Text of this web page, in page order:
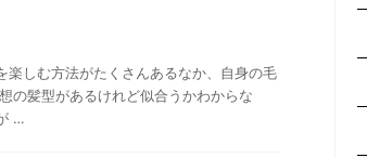
しむ方法がたくさんあるなか、自身の毛
の髪型があるけれど似合うかわからな
…